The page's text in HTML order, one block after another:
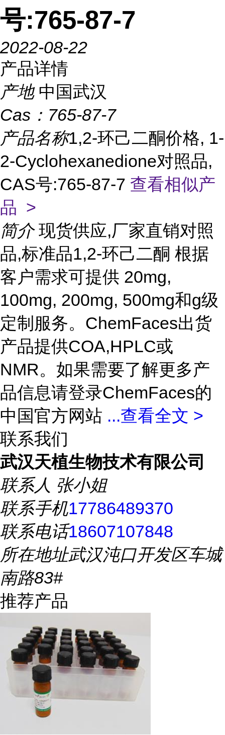
号:765-87-7
2022-08-22
产品详情
产地 中国武汉
Cas： 765-87-7
产品名称1,2-环己二酮价格, 1-
2-Cyclohexanedione对照品,
CAS号:765-87-7 查看相似产
品 >
简介 现货供应,厂家直销对照
品,标准品1,2-环己二酮 根据
客户需求可提供 20mg,
100mg, 200mg, 500mg和g级
定制服务。ChemFaces出货
产品提供COA,HPLC或
NMR。如果需要了解更多产
品信息请登录ChemFaces的
中国官方网站 ...查看全文 >
联系我们
武汉天植生物技术有限公司
联系人 张小姐
联系手机17786489370
联系电话18607107848
所在地址武汉沌口开发区车城
南路83#
推荐产品